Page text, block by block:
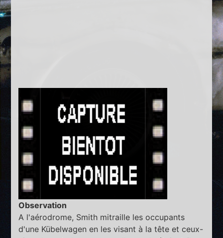
Observation
A l'aérodrome, Smith mitraille les occupants
d'une Kübelwagen en les visant à la tête et ceux-